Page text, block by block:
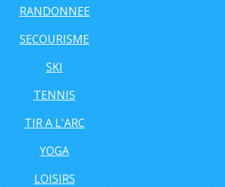
RANDONNEE
SECOURISME
SKI
TENNIS
TIR A L'ARC
YOGA
LOISIRS